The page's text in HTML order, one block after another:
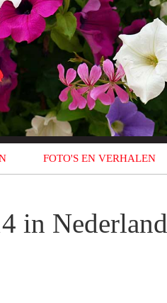
FOTO'S EN VERHALEN
in Nederland